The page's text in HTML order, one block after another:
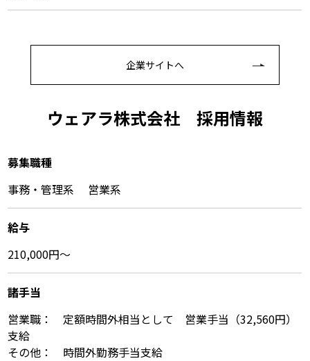
企業サイトへ
ウェアラ株式会社 採⽤情報
募集職種
事務・管理系 営業系
給与
210,000円～
諸⼿当
営業職： 定額時間外相当として 営業手当（32,560円）
支給
その他： 時間外勤務手当支給